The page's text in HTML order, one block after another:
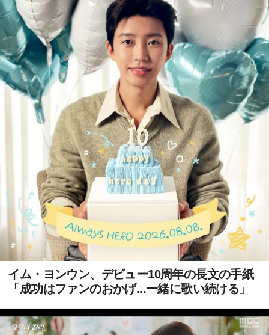
イム・ヨンウン、デビュー10周年の長文の手紙
「成功はファンのおかげ...一緒に歌い続ける」